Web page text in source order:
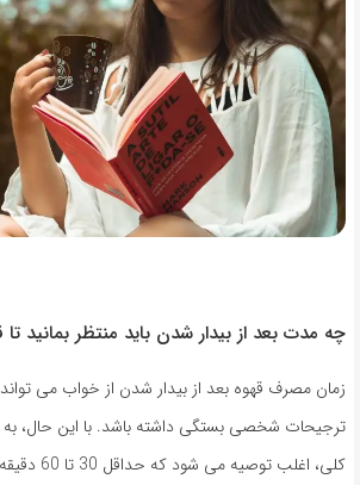
چه مدت بعد از بیدار شدن باید منتظر بمانید تا
زمان مصرف قهوه بعد از بیدار شدن از خواب می
ترجیحات شخصی بستگی داشته باشد. با این حال، به
کلی، اغلب